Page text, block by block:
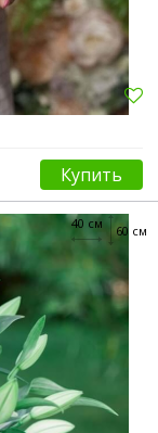
Купить
60 см
40 см